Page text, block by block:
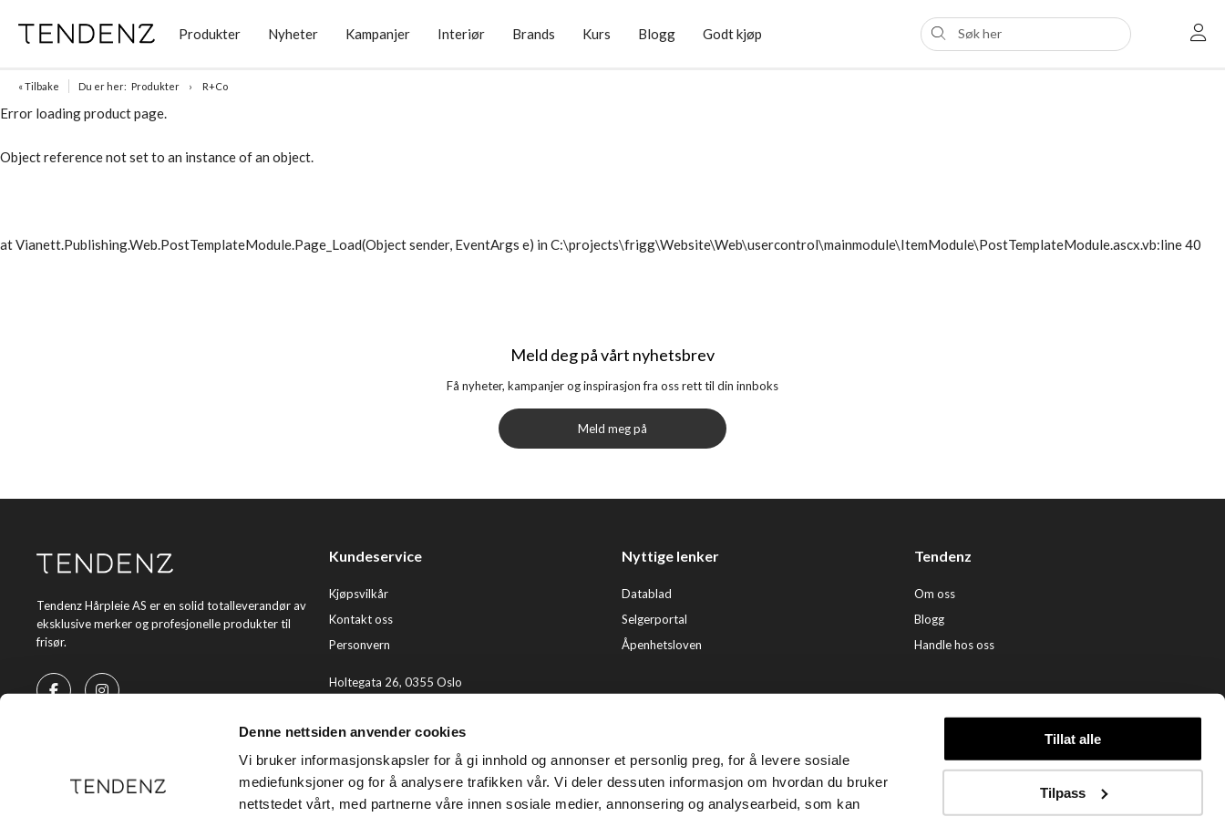
Denne nettsiden anvender cookies
Vi bruker informasjonskapsler for å gi innhold og annonser et personlig preg, for å levere sosiale
mediefunksjoner og for å analysere trafikken vår. Vi deler dessuten informasjon om hvordan du bruker
nettstedet vårt, med partnerne våre innen sosiale medier, annonsering og analysearbeid, som kan
Tillat alle
Tilpass
Produkter Nyheter Kampanjer Interiør Brands Kurs Blogg Godt kjøp
« Tilbake Du er her: Produkter R+Co
Error loading product page.
Object reference not set to an instance of an object.
at Vianett.Publishing.Web.PostTemplateModule.Page_Load(Object sender, EventArgs e) in C:\projects\frigg\Website\Web\usercontrol\mainmodule\ItemModule\PostTemplateModule.ascx.vb:line 40
Meld deg på vårt nyhetsbrev
Få nyheter, kampanjer og inspirasjon fra oss rett til din innboks
Meld meg på
Tendenz Hårpleie AS er en solid totalleverandør av
eksklusive merker og profesjonelle produkter til
frisør.
Kundeservice
Kjøpsvilkår
Kontakt oss
Personvern
Holtegata 26, 0355 Oslo
E-post:kundeservice@tendenz.net
Nyttige lenker
Datablad
Selgerportal
Åpenhetsloven
Tendenz
Om oss
Blogg
Handle hos oss
© Tendenz Hårpleie AS (org. nr. 948 341 662) |Nettbutikk levert av Kréatif